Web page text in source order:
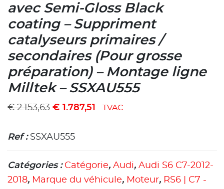
avec Semi-Gloss Black
coating – Suppriment
catalyseurs primaires /
secondaires (Pour grosse
préparation) – Montage ligne
Milltek – SSXAU555
€2.153,63 € 1.787,51 TVAC
Ref : SSXAU555
Catégories : Catégorie, Audi, Audi S6 C7-2012-
2018, Marque du véhicule, Moteur, RS6 | C7 -